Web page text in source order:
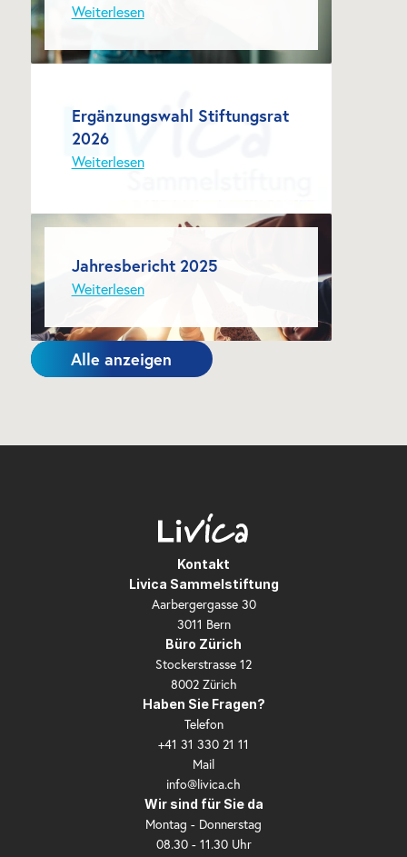
Weiterlesen
Ergänzungswahl Stiftungsrat
2026
Weiterlesen
Jahresbericht 2025
Weiterlesen
Alle anzeigen
Kontakt
Livica Sammelstiftung
Aarbergergasse 30
3011 Bern
Büro Zürich
Stockerstrasse 12
8002 Zürich
Haben Sie Fragen?
Telefon
+41 31 330 21 11
Mail
info@livica.ch
Wir sind für Sie da
Montag - Donnerstag
08.30 - 11.30 Uhr